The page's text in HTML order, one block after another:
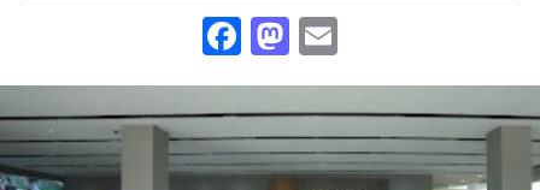
Facebook
Mastodon